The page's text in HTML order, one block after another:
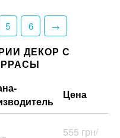
5 6 →
ДЕКОР С
Цена
555 грн/